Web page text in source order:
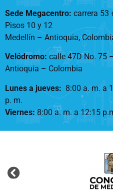
Sede Megacentro: carrera 53
Pisos 10 y 12
Medellín – Antioquia,
Velódromo: calle 47D No. 75
Antioquia – Colombia
Lunes a jueves: 8:00 a. m. a
p. m.
Viernes:8:00 a. m. a 12:15